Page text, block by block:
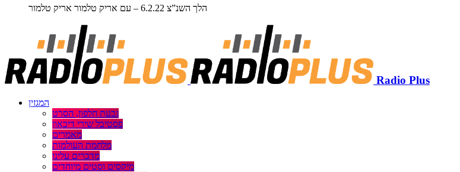
הלך השנ”צ 6.2.22 – עם אריק טלמור
אריק טלמור
Radio Plus
המגזין
גבעת חלפון, הסרט
פסטיבל שירי דיכאון
מאמרים
מלחמת העולמות
מדברים עלינו
מיקסים וסטים מיוחדים